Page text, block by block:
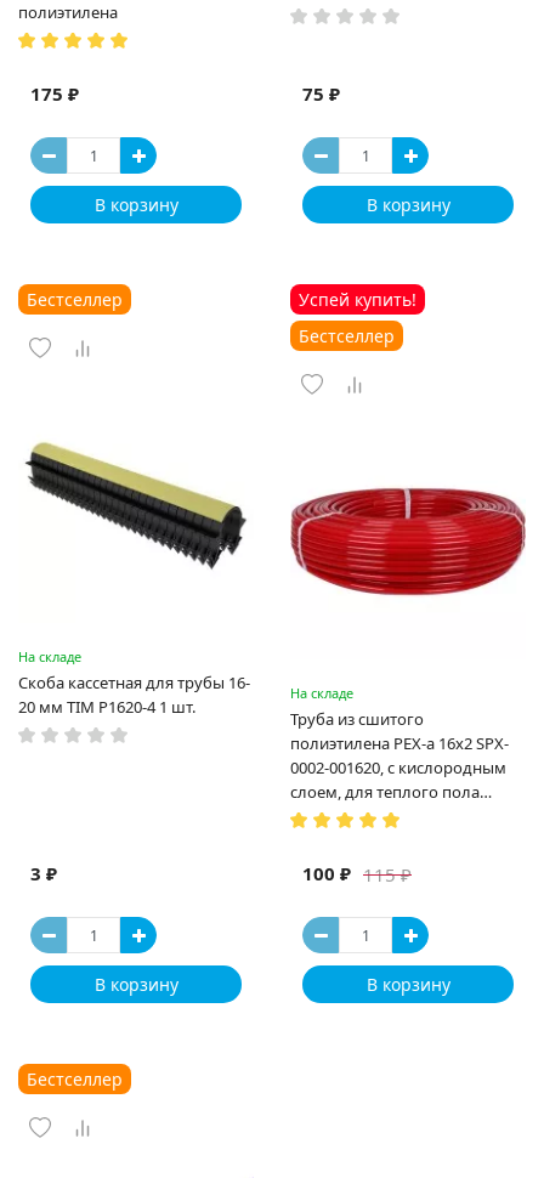
полиэтилена
175 ₽
В корзину
75 ₽
В корзину
Бестселлер
На складе
Скоба кассетная для трубы 16-
20 мм TIM P1620-4 1 шт.
3 ₽
В корзину
Успей купить!
Бестселлер
На складе
Труба из сшитого
полиэтилена PEX-a 16х2 SPX-
0002-001620, с кислородным
слоем, для теплого пола
(Испания)
115 ₽
100 ₽
В корзину
Бестселлер